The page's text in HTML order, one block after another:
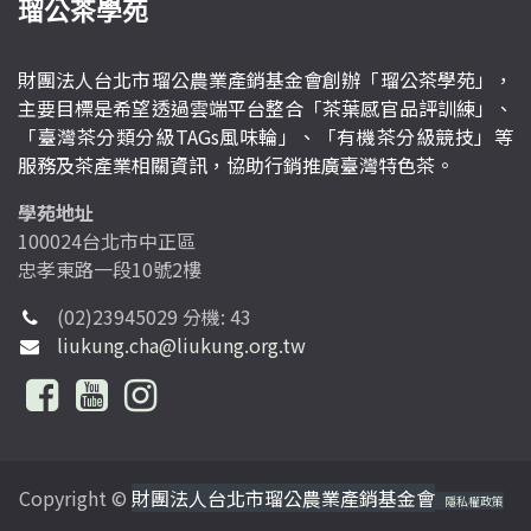
瑠公茶學苑
財團法人台北市瑠公農業產銷基金會創辦「瑠公茶學苑」，
主要目標是希望透過雲端平台整合「茶葉感官品評訓練」、
「臺灣茶分類分級TAGs風味輪」、「有機茶分級競技」等
服務及茶產業相關資訊，協助行銷推廣臺灣特色茶。
學苑地址
100024台北市中正區
忠孝東路一段10號2樓
(02)23945029 分機: 43
liukung.cha@liukung.org.tw
Copyright © 財團法人台北市瑠公農業產銷基金會 隱私權政策